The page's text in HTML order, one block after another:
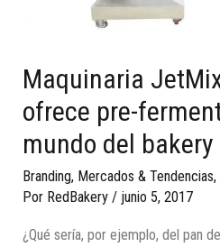
Maquinaria
ofrece pre-
mundo del bakery
Branding, Mercados & Tendencias,
Por RedBakery / junio 5, 2017
¿Qué sería, por ejemplo, del pan